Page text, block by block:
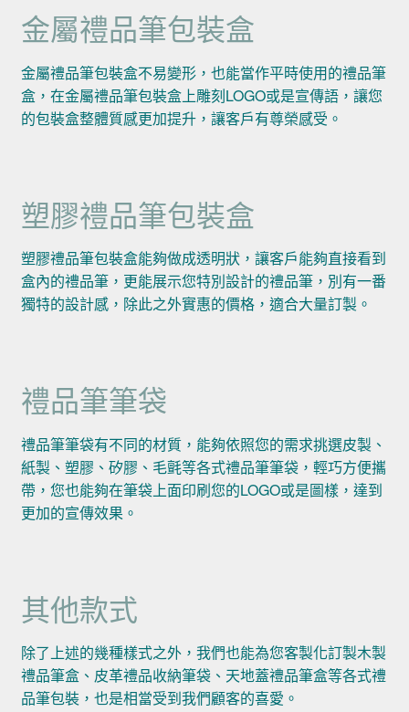
金屬禮品筆包裝盒
金屬禮品筆包裝盒不易變形，也能當作平時使用的禮品筆
盒，在金屬禮品筆包裝盒上雕刻LOGO或是宣傳語，讓您
的包裝盒整體質感更加提升，讓客戶有尊榮感受。
塑膠禮品筆包裝盒
塑膠禮品筆包裝盒能夠做成透明狀，讓客戶能夠直接看到
盒內的禮品筆，更能展示您特別設計的禮品筆，別有一番
獨特的設計感，除此之外實惠的價格，適合大量訂製。
禮品筆筆袋
禮品筆筆袋有不同的材質，能夠依照您的需求挑選皮製、
紙製、塑膠、矽膠、毛氈等各式禮品筆筆袋，輕巧方便攜
帶，您也能夠在筆袋上面印刷您的LOGO或是圖樣，達到
更加的宣傳效果。
其他款式
除了上述的幾種樣式之外，我們也能為您客製化訂製木製
禮品筆盒、皮革禮品收納筆袋、天地蓋禮品筆盒等各式禮
品筆包裝，也是相當受到我們顧客的喜愛。